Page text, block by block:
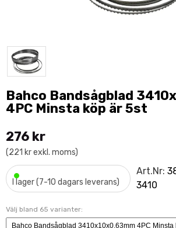
Bahco Bandsågblad
4PC Minsta köp är 5st
276 kr
(221 kr exkl. moms)
•I lager (7-10 dagars leverans)
Art.Nr:
3410
Välj bland 65 varianter: